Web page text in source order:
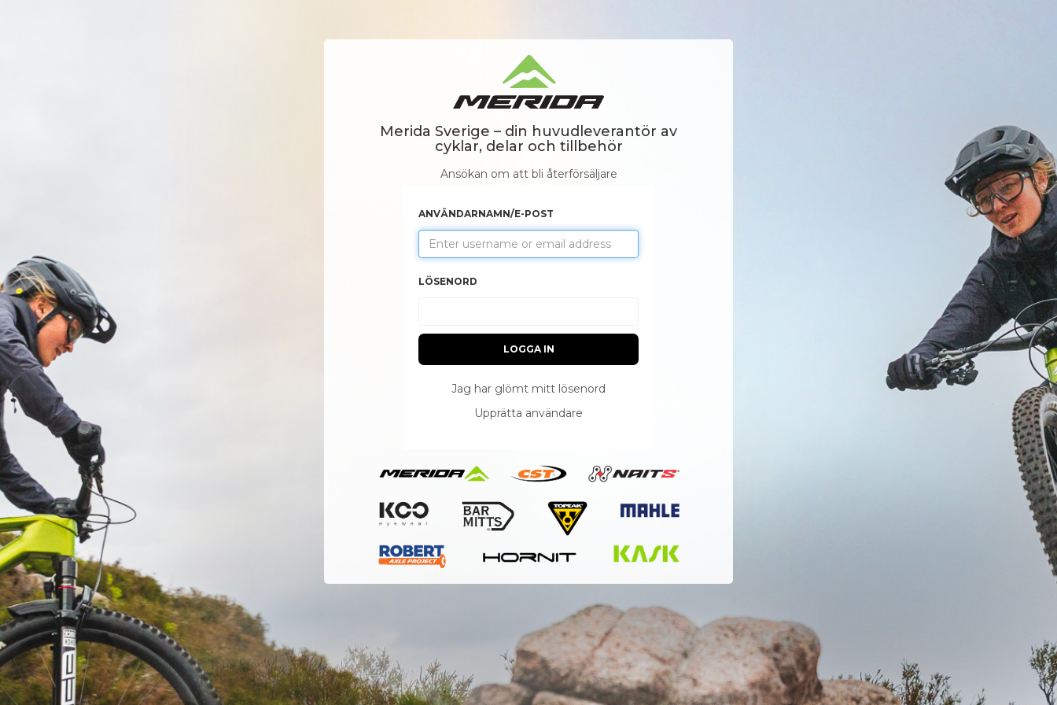
Merida Sverige – din huvudleverantör av
cyklar, delar och tillbehör
Ansökan om att bli återförsäljare
ANVÄNDARNAMN/E-POST
LÖSENORD
LOGGA IN
Jag har glömt mitt lösenord
Upprätta användare